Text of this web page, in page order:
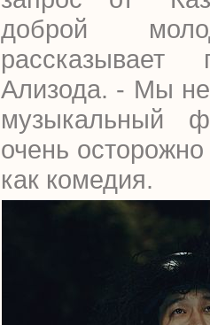
доброй
Ализода. - Мы не
музыкальный
очень
как комедия.